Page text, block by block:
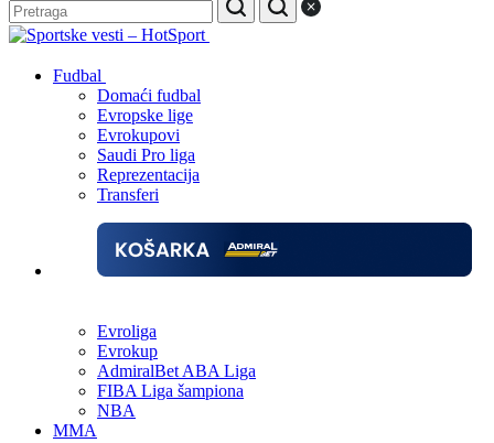
Fudbal
Domaći fudbal
Evropske lige
Evrokupovi
Saudi Pro liga
Reprezentacija
Transferi
Evroliga
Evrokup
AdmiralBet ABA Liga
FIBA Liga šampiona
NBA
MMA